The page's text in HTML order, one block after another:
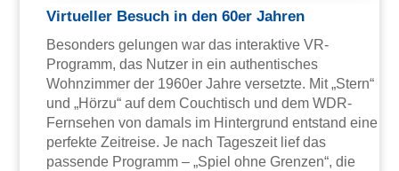
Virtueller Besuch in den 60er Jahren
Besonders gelungen war das interaktive VR-
Programm, das Nutzer in ein authentisches
Wohnzimmer der 1960er Jahre versetzte. Mit „Stern“
und „Hörzu“ auf dem Couchtisch und dem WDR-
Fernsehen von damals im Hintergrund entstand eine
perfekte Zeitreise. Je nach Tageszeit lief das
passende Programm – „Spiel ohne Grenzen“, die